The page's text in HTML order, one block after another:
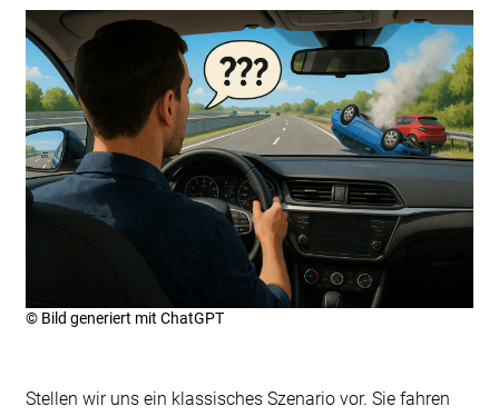
© Bild generiert mit ChatGPT
Stellen wir uns ein klassisches Szenario vor. Sie fahren